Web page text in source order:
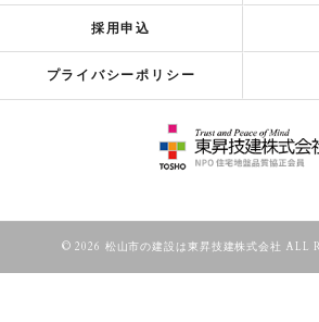
採用申込
プライバシーポリシー
© 2026 松山市の建設は東昇技建株式会社 ALL